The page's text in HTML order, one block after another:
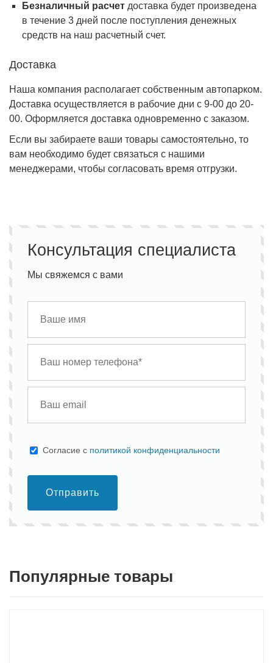
Безналичный расчетдоставка будет произведена
в течение 3 дней после поступления денежных
средств на наш расчетный счет.
Доставка
Наша компания располагает собственным автопарком.
Доставка осуществляется в рабочие дни с 9-00 до 20-
00. Оформляется доставка одновременно с заказом.
Если вы забираете ваши товары самостоятельно, то
вам необходимо будет связаться с нашими
менеджерами, чтобы согласовать время отгрузки.
Консультация специалиста
Мы свяжемся с вами
Cогласие с политикой конфиденциальности
Отправить
Популярные товары